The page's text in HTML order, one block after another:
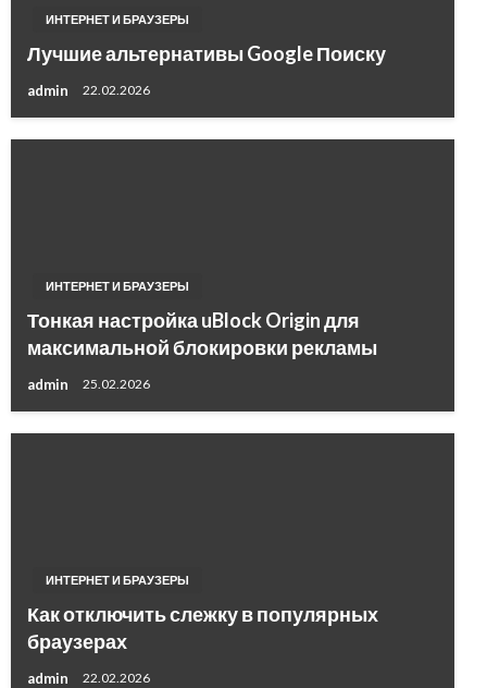
ИНТЕРНЕТ И БРАУЗЕРЫ
Лучшие альтернативы Google Поиску
admin 22.02.2026
ИНТЕРНЕТ И БРАУЗЕРЫ
Тонкая настройка uBlock Origin для
максимальной блокировки рекламы
admin 25.02.2026
ИНТЕРНЕТ И БРАУЗЕРЫ
Как отключить слежку в популярных
браузерах
admin 22.02.2026